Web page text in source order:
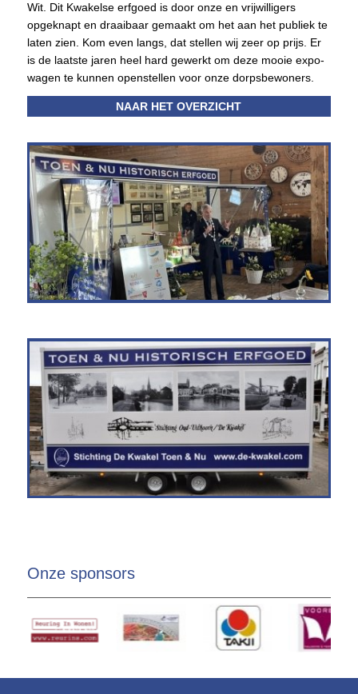
Wit. Dit Kwakelse erfgoed is door onze en vrijwilligers
opgeknapt en draaibaar gemaakt om het aan het publiek te
laten zien. Kom even langs, dat stellen wij zeer op prijs. Er
is de laatste jaren heel hard gewerkt om deze mooie expo-
wagen te kunnen openstellen voor onze dorpsbewoners.
NAAR HET OVERZICHT
Onze sponsors